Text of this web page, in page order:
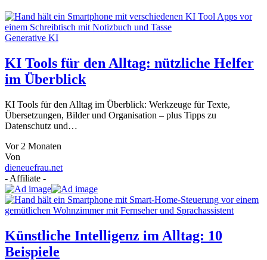
Generative KI
KI Tools für den Alltag: nützliche Helfer
im Überblick
KI Tools für den Alltag im Überblick: Werkzeuge für Texte,
Übersetzungen, Bilder und Organisation – plus Tipps zu
Datenschutz und…
Vor 2 Monaten
Von
dieneuefrau.net
- Affiliate -
Künstliche Intelligenz im Alltag: 10
Beispiele